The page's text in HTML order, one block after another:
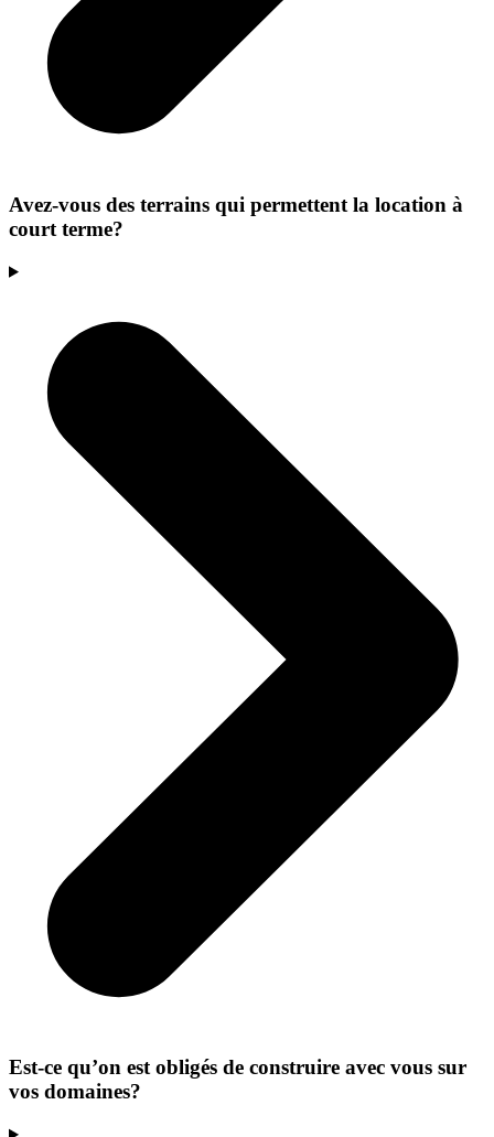
Avez-vous des terrains qui permettent la location à
court terme?
Est-ce qu’on est obligés de construire avec vous sur
vos domaines?